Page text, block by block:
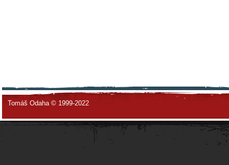
Tomáš Odaha © 1999-2022